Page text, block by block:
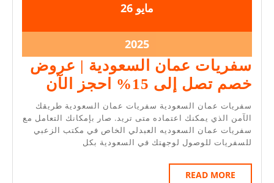
مايو 2025-
26
26
2025-
2025
2025-
05-
26
سفريات عمان السعودية | عروض
خصم تصل إلى 15% احجز الآن
عمان
|
سفريات عمان السعودية سفريات عمان السعودية طريقك
الآمن الذي يمكنك اعتماده متى تريد. صار بإمكانك التعامل مع
سفريات عمان السعوديه العبدلي الخاص في مكتب الزعبي
للسفريات للوصول لوجهتك في السعودية بكل
READ MORE